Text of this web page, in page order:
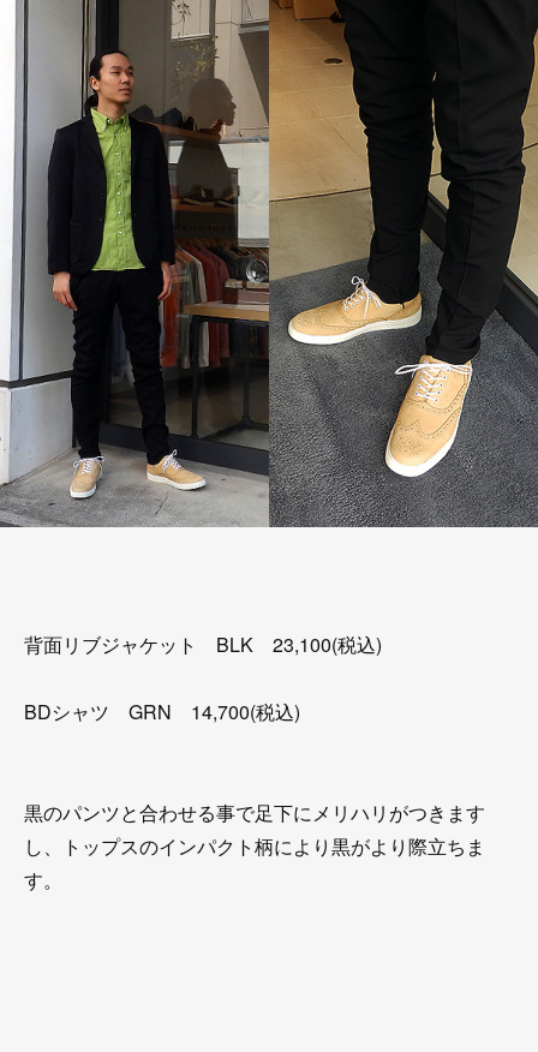
背面リブジャケット BLK 23,100(税込)
BDシャツ GRN 14,700(税込)
黒のパンツと合わせる事で足下にメリハリがつきます
し、トップスのインパクト柄により黒がより際立ちま
す。